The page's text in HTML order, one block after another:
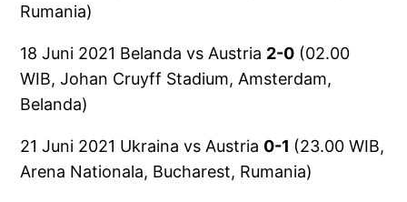
Rumania)
18 Juni 2021 Belanda vs Austria 2-0 (02.00
WIB, Johan Cruyff Stadium, Amsterdam,
Belanda)
21 Juni 2021 Ukraina vs Austria 0-1 (23.00 WIB,
Arena Nationala, Bucharest, Rumania)